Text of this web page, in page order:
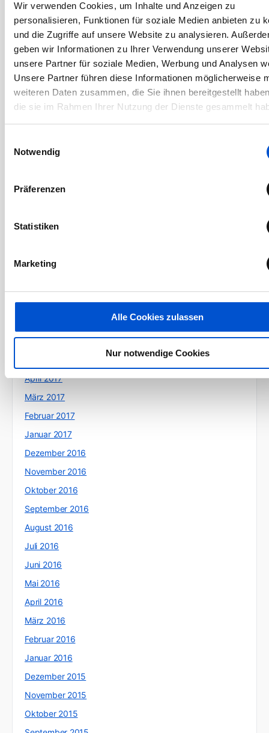
Wir verwenden Cookies, um Inhalte und Anzeigen zu
personalisieren, Funktionen für soziale Medien anbieten zu
und die Zugriffe auf unsere Website zu analysieren.
geben wir Informationen zu Ihrer Verwendung unserer
unsere Partner für soziale Medien, Werbung und Analysen
Unsere Partner führen diese Informationen möglicherweise
weiteren Daten zusammen, die Sie ihnen bereitgestellt
die sie im Rahmen Ihrer Nutzung der Dienste gesammelt
Notwendig
Präferenzen
Statistiken
Marketing
Alle Cookies zulassen
Nur notwendige Cookies
Dezember 2018
November 2018
Oktober 2018
September 2018
August 2018
Juli 2018
April 2018
Februar 2018
Dezember 2017
Oktober 2017
August 2017
Juni 2017
April 2017
März 2017
Februar 2017
Januar 2017
Dezember 2016
November 2016
Oktober 2016
September 2016
August 2016
Juli 2016
Juni 2016
Mai 2016
April 2016
März 2016
Februar 2016
Januar 2016
Dezember 2015
November 2015
Oktober 2015